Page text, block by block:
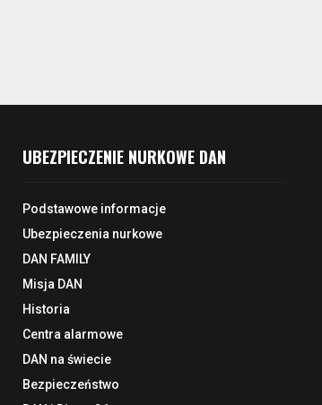
UBEZPIECZENIE NURKOWE DAN
Podstawowe informacje
Ubezpieczenia nurkowe
DAN FAMILY
Misja DAN
Historia
Centra alarmowe
DAN na świecie
Bezpieczeństwo